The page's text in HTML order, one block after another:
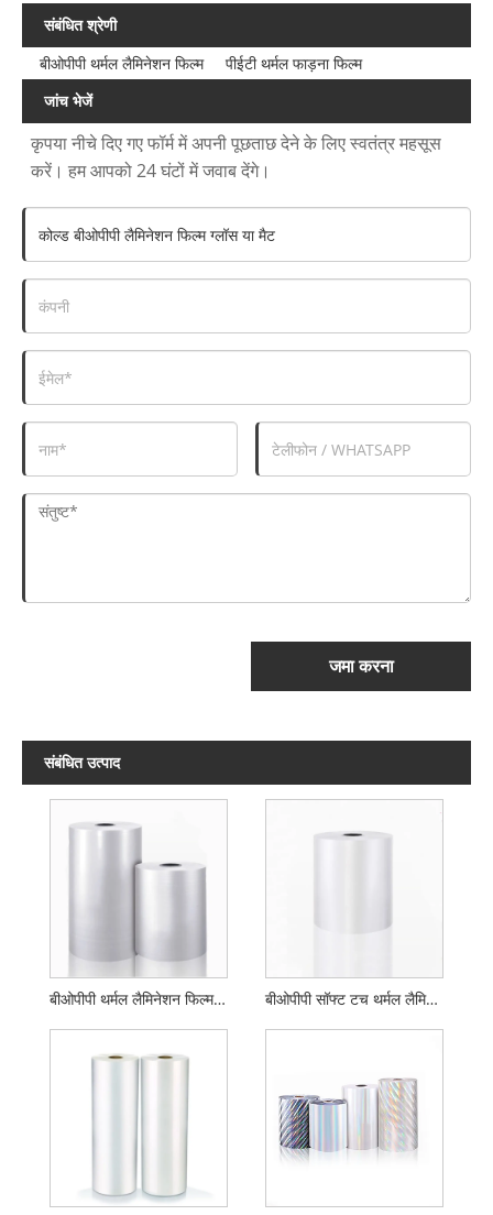
संबंधित श्रेणी
बीओपीपी थर्मल लैमिनेशन फिल्म
पीईटी थर्मल फाड़ना फिल्म
जांच भेजें
कृपया नीचे दिए गए फॉर्म में अपनी पूछताछ देने के लिए स्वतंत्र महसूस
करें। हम आपको 24 घंटों में जवाब देंगे।
जमा करना
संबंधित उत्पाद
बीओपीपी थर्मल लैमिनेशन फिल्म ग्लोस या मैट बीओपीपी सॉफ्ट टच थर्मल लैमिनेशन फिल्म